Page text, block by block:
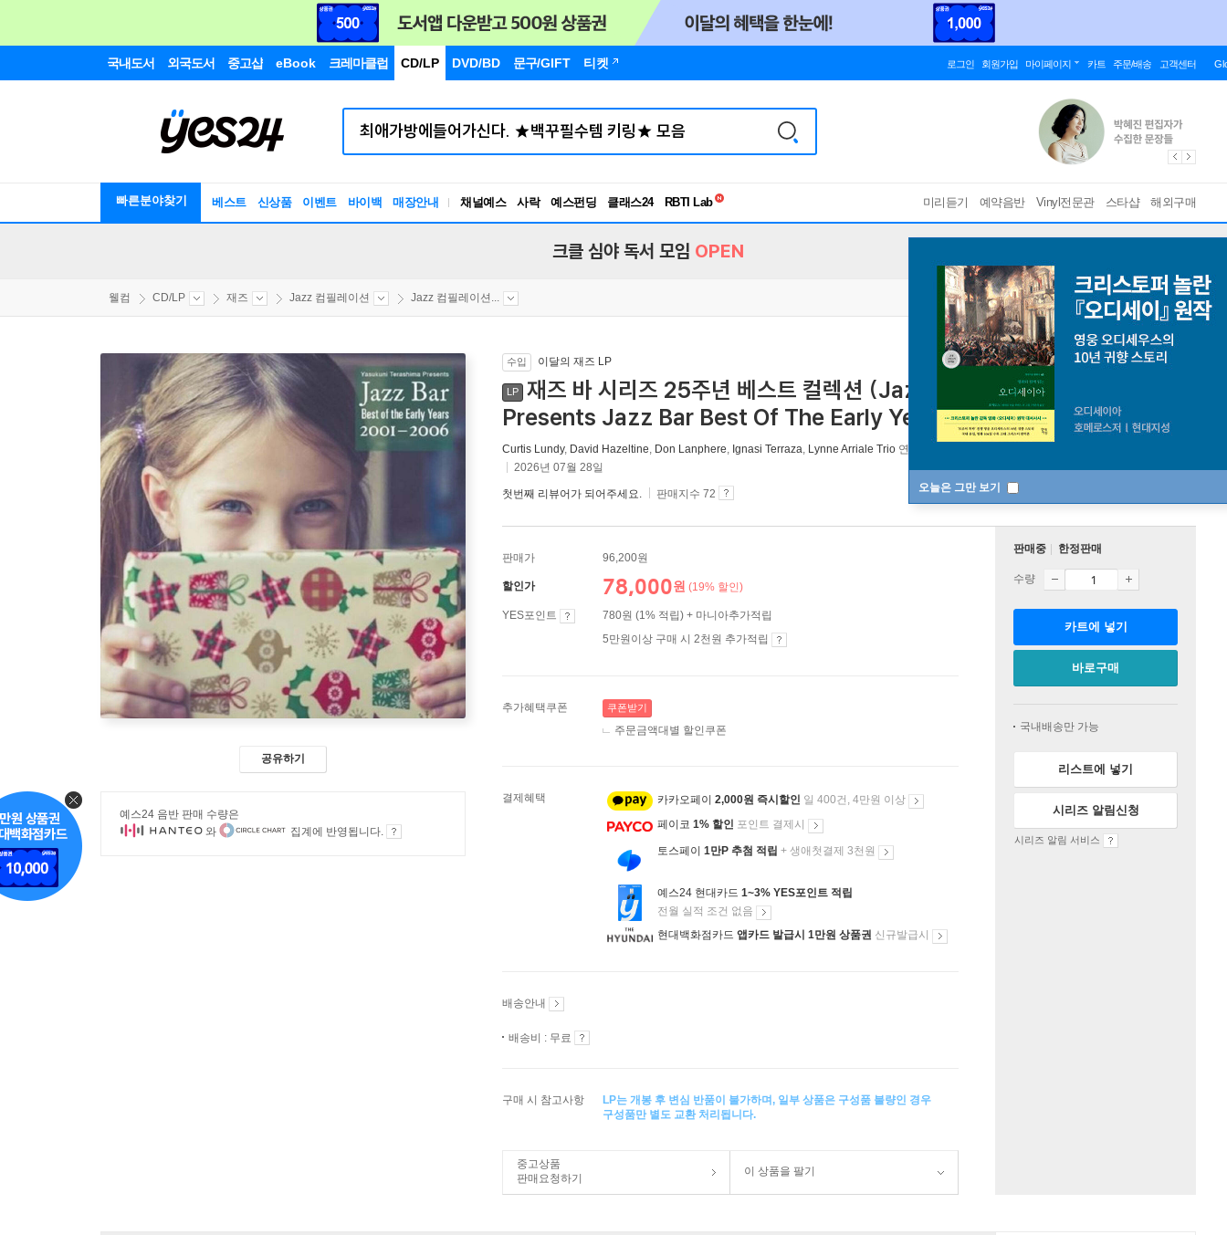
국내도서 외국도서 중고샵 eBook 크레마클럽 CD/LP DVD/BD 문구/GIFT 티켓 로그인 회원가입 마이페이지 카트 주문/배송 고객센터
빠른분야찾기 베스트 신상품 이벤트 바이백 매장안내 채널예스 사락 예스펀딩 클래스24
RBTI Lab
독서유형검사
미리듣기 예약음반 Vinyl전문관 스타샵 해외구매
오늘은 그만 보기
크클 심야 독서 모임 OPEN
웰컴 CD/LP 재즈 Jazz 컴필레이션 Jazz 컴필레이션...
공유하기
예스24 음반 판매 수량은
와
집계에 반영됩니다.
수입 이달의 재즈 LP
LP
재즈 바 시리즈 25주년 베스트 컬렉션 (Jazz Bar: Yasukuni Terashima
Presents Jazz Bar Best Of The Early Years 2001-2006) [LP] [ 한정반 ]
Curtis Lundy, David Hazeltine, Don Lanphere, Ignasi Terraza, Lynne Arriale Trio 연주 외 1명
2026년 07월 28일
첫번째 리뷰어가 되어주세요. 판매지수 72
판매가 96,200원
할인가 78,000원 (19% 할인)
YES포인트
780원 (1% 적립) + 마니아추가적립
5만원이상 구매 시 2천원 추가적립
추가혜택쿠폰 쿠폰받기
주문금액대별 할인쿠폰
결제혜택 카카오페이 2,000원 즉시할인 일 400건, 4만원 이상
페이코 1% 할인 포인트 결제시
토스페이 1만P 추첨 적립 + 생애첫결제 3천원
예스24 현대카드 1~3% YES포인트 적립
전월 실적 조건 없음
현대백화점카드 앱카드 발급시 1만원 상품권 신규발급시
배송안내
배송비 : 무료
구매 시 참고사항
LP는 개봉 후 변심 반품이 불가하며, 일부 상품은 구성품 불량인 경우
구성품만 별도 교환 처리됩니다.
중고상품
판매요청하기
이 상품을 팔기
판매중 한정판매
수량
카트에 넣기
바로구매
국내배송만 가능
리스트에 넣기
시리즈 알림신청
시리즈 알림 서비스